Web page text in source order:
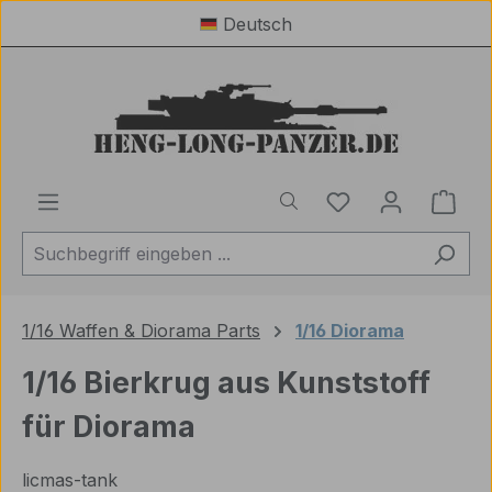
Zum Hauptinhalt springenDeutsch
Du hast 0
1/16 Waffen & Diorama Parts 1/16 Diorama
1/16 Bierkrug aus Kunststoff
für Diorama
licmas-tank